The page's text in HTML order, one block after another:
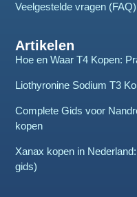
Veelgestelde vragen (FAQ)
Artikelen
Hoe en Waar T4 Kopen:
Liothyronine Sodium T3
Complete Gids voor
kopen
Xanax kopen in
gids)